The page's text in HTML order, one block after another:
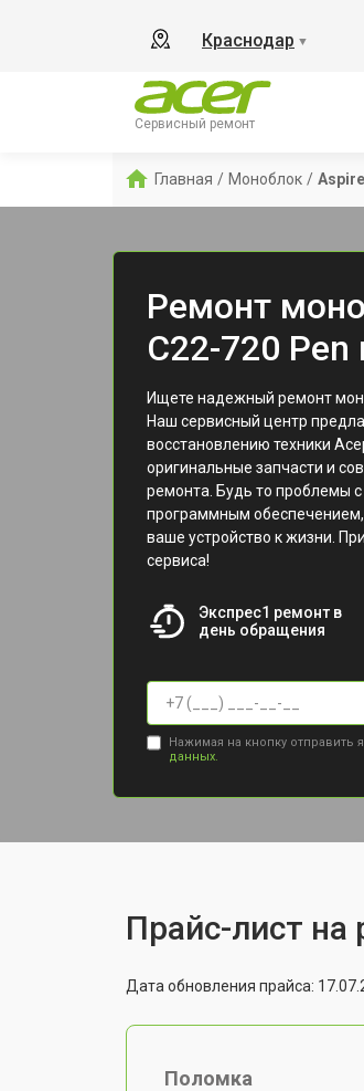
Краснодар ▼
Сервисный ремонт
Главная / Моноблок /
Ремонт
C22-720
Ищете надежный ремонт
Наш сервисный центр
восстановлению техники
оригинальные запчасти и
ремонта. Будь то проблемы
программным
ваше устройство к жизни.
сервиса!
Экспрес1 ремонт в
день обращения
Нажимая на кнопку отправить
данных.
Прайс-лист на
Дата обновления прайса:
Поломка